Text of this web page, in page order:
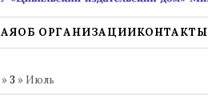
ОБ ОРГАНИЗАЦИИКОНТАКТЫ
»3 » Июль